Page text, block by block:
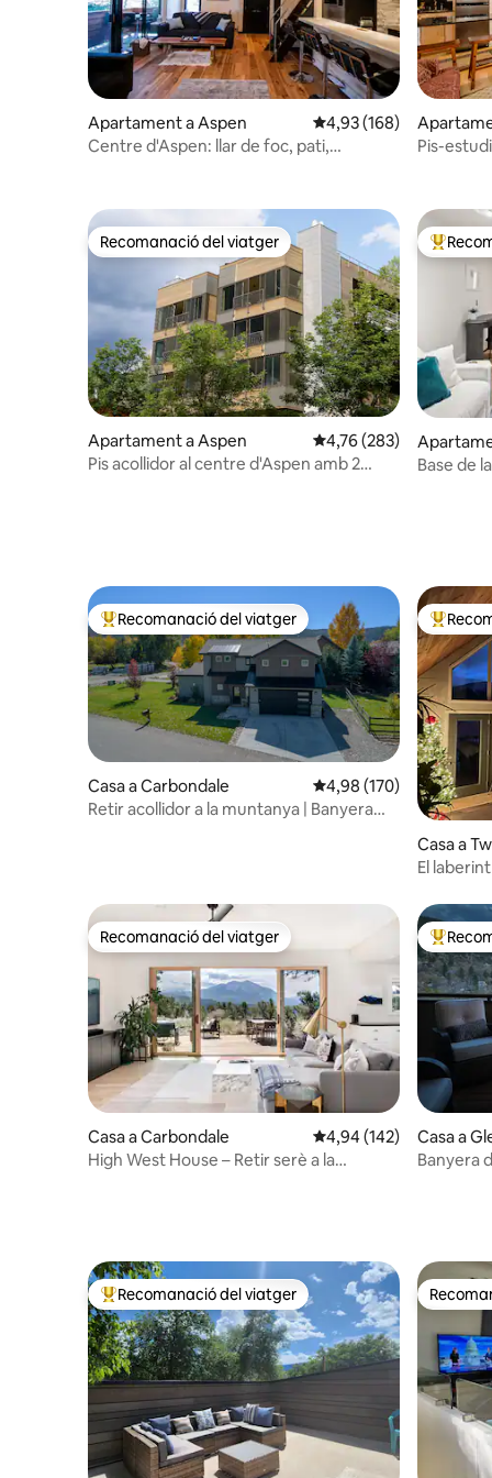
Apartament a Aspen 4,93 de puntuació
4,93 (168)
Centre d'Aspen: llar de foc, pati,
Pis-
Recomanació del viatger
Recomanació del viatger
Apartament a Aspen 4,76 de puntuació
4,76 (283)
Pis acollidor al centre d'Aspen amb 2
Base de
Principals recomanacions dels viatgers
Recomanació del viatger
Casa a Carbondale 4,98 de puntuació
4,98 (170)
Retir acollidor a la muntanya | Banyera
Casa a
El
Recomanació del viatger
Recomanació del viatger
Casa a Carbondale 4,94 de puntuació
4,94 (142)
High West House – Retir serè a la
Casa a
Banyera
amb les
Principals recomanacions dels viatgers
Recomanació del viatger